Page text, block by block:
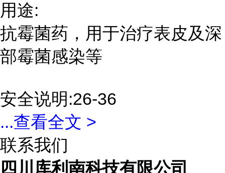
用途:
抗霉菌药，用于治疗表皮及深
部霉菌感染等
安全说明:26-36
...查看全文 >
联系我们
四川库利南科技有限公司